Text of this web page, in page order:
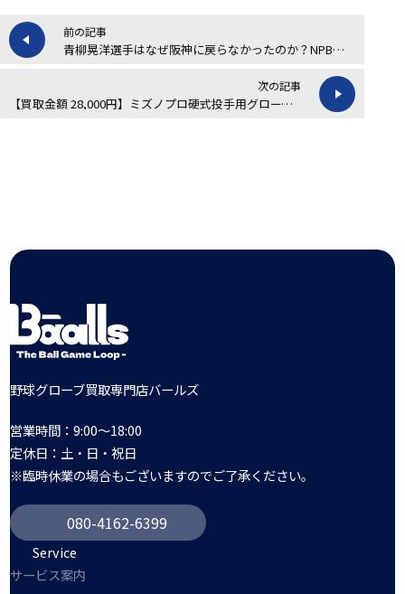
前の記事
青柳晃洋選手はなぜ阪神に戻らなかったのか？NPBの国内復帰ルールを解説
次の記事
【買取金額 28,000円】ミズノプロ硬式投手用グローブ1AJGH90531の買取実績
野球グローブ買取専門店バールズ
営業時間：9:00～18:00
定休日：土・日・祝日
※臨時休業の場合もございますのでご了承ください。
080-4162-6399
Service
サービス案内